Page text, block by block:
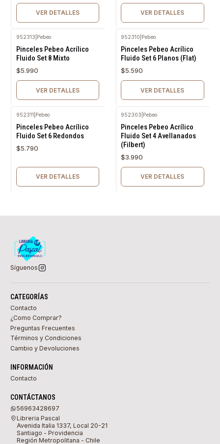
VER DETALLES VER DETALLES
952313 Pebeo
Pinceles Pebeo Acrílico
Fluido Set 8 Mixto
$5.990
VER DETALLES
952310 Pebeo
Pinceles Pebeo Acrílico
Fluido Set 6 Planos (Flat)
$5.590
VER DETALLES
952311 Pebeo
Pinceles Pebeo Acrílico
Fluido Set 6 Redondos
$5.790
VER DETALLES
952303 Pebeo
Pinceles Pebeo Acrílico
Fluido Set 4 Avellanados
(Filbert)
$3.990
VER DETALLES
Síguenos
CATEGORÍAS
Contacto
¿Como Comprar?
Preguntas Frecuentes
Términos y Condiciones
Cambio y Devoluciones
INFORMACIÓN
Contacto
CONTÁCTANOS
56963428697
Libreria Pascal
Avenida Italia 1337, Local 20-21
Santiago - Providencia
Región Metropolitana - Chile